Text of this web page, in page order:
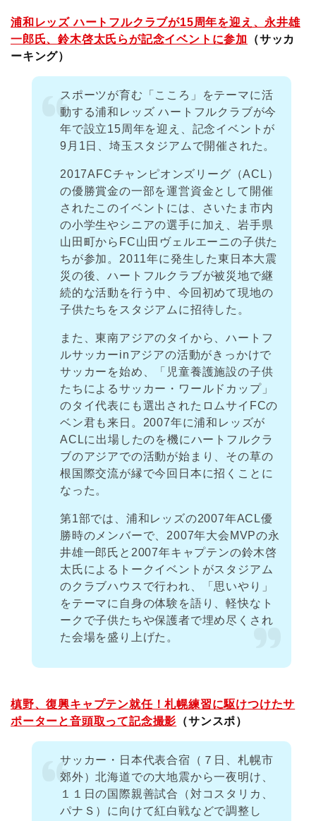
o e a o
e
i
k
浦和レッズ ハートフルクラブが15周年を迎え、永井雄
一郎氏、鈴木啓太氏らが記念イベントに参加
（サッカ
ーキング）
スポーツが育む「こころ」をテーマに活
動する浦和レッズ ハートフルクラブが今
年で設立15周年を迎え、記念イベントが
9月1日、埼玉スタジアムで開催された。
2017AFCチャンピオンズリーグ（ACL）
の優勝賞金の一部を運営資金として開催
されたこのイベントには、さいたま市内
の小学生やシニアの選手に加え、岩手県
山田町からFC山田ヴェルエーニの子供た
ちが参加。2011年に発生した東日本大震
災の後、ハートフルクラブが被災地で継
続的な活動を行う中、今回初めて現地の
子供たちをスタジアムに招待した。
また、東南アジアのタイから、ハートフ
ルサッカーinアジアの活動がきっかけで
サッカーを始め、「児童養護施設の子供
たちによるサッカー・ワールドカップ」
のタイ代表にも選出されたロムサイFCの
ベン君も来日。2007年に浦和レッズが
ACLに出場したのを機にハートフルクラ
ブのアジアでの活動が始まり、その草の
根国際交流が縁で今回日本に招くことに
なった。
第1部では、浦和レッズの2007年ACL優
勝時のメンバーで、2007年大会MVPの永
井雄一郎氏と2007年キャプテンの鈴木啓
太氏によるトークイベントがスタジアム
のクラブハウスで行われ、「思いやり」
をテーマに自身の体験を語り、軽快なト
ークで子供たちや保護者で埋め尽くされ
た会場を盛り上げた。
槙野、復興キャプテン就任！札幌練習に駆けつけたサ
ポーターと音頭取って記念撮影 （サンスポ）
サッカー・日本代表合宿（７日、札幌市
郊外）北海道での大地震から一夜明け、
１１日の国際親善試合（対コスタリカ、
パナＳ）に向けて紅白戦などで調整し